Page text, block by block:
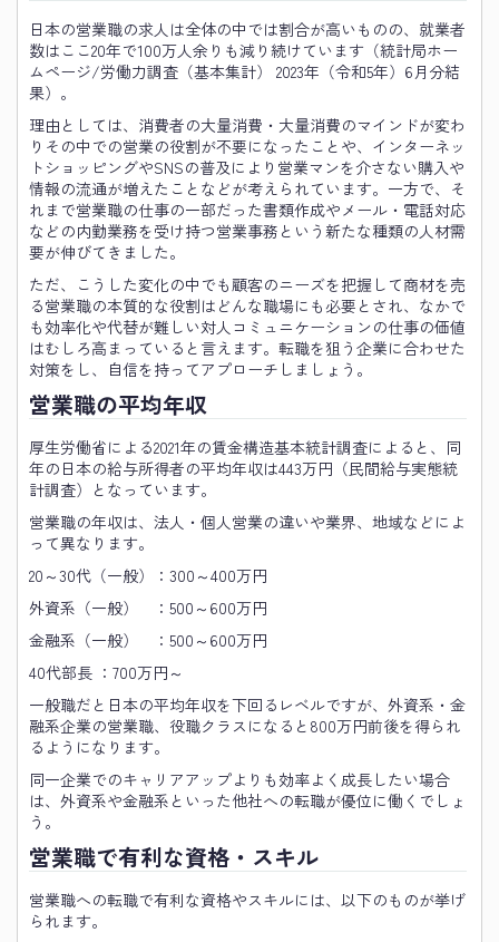
日本の営業職の求人は全体の中では割合が高いものの、就業者
数はここ20年で100万人余りも減り続けています（統計局ホー
ムページ/労働力調査（基本集計） 2023年（令和5年）6月分結
果）。
理由としては、消費者の大量消費・大量消費のマインドが変わ
りその中での営業の役割が不要になったことや、インターネッ
トショッピングやSNSの普及により営業マンを介さない購入や
情報の流通が増えたことなどが考えられています。一方で、そ
れまで営業職の仕事の一部だった書類作成やメール・電話対応
などの内勤業務を受け持つ営業事務という新たな種類の人材需
要が伸びてきました。
ただ、こうした変化の中でも顧客のニーズを把握して商材を売
る営業職の本質的な役割はどんな職場にも必要とされ、なかで
も効率化や代替が難しい対人コミュニケーションの仕事の価値
はむしろ高まっていると言えます。転職を狙う企業に合わせた
対策をし、自信を持ってアプローチしましょう。
営業職の平均年収
厚生労働省による2021年の賃金構造基本統計調査によると、同
年の日本の給与所得者の平均年収は443万円（民間給与実態統
計調査）となっています。
営業職の年収は、法人・個人営業の違いや業界、地域などによ
って異なります。
20～30代（一般）：300～400万円
外資系（一般） ：500～600万円
金融系（一般） ：500～600万円
40代部長 ：700万円～
一般職だと日本の平均年収を下回るレベルですが、外資系・金
融系企業の営業職、役職クラスになると800万円前後を得られ
るようになります。
同一企業でのキャリアアップよりも効率よく成長したい場合
は、外資系や金融系といった他社への転職が優位に働くでしょ
う。
営業職で有利な資格・スキル
営業職への転職で有利な資格やスキルには、以下のものが挙げ
られます。